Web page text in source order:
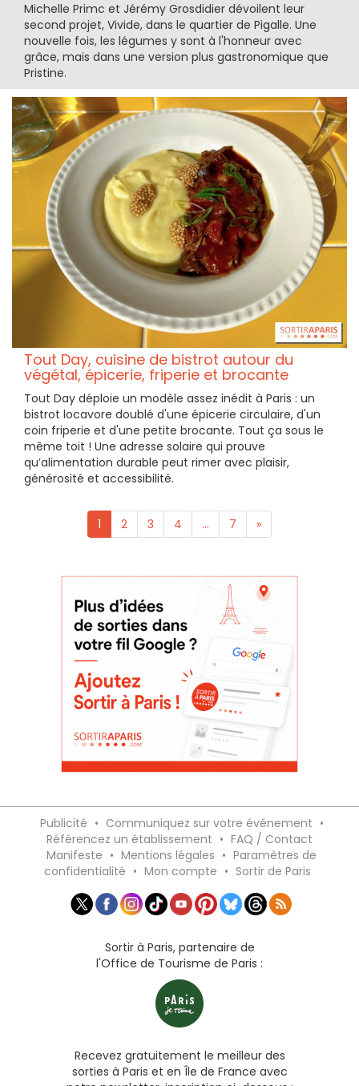
Michelle Primc et Jérémy Grosdidier dévoilent leur
second projet, Vivide, dans le quartier de Pigalle. Une
nouvelle fois, les légumes y sont à l'honneur avec
grâce, mais dans une version plus gastronomique que
Pristine.
Tout Day, cuisine de bistrot autour du
végétal, épicerie, friperie et brocante
Tout Day déploie un modèle assez inédit à Paris : un
bistrot locavore doublé d'une épicerie circulaire, d'un
coin friperie et d'une petite brocante. Tout ça sous le
même toit ! Une adresse solaire qui prouve
qu’alimentation durable peut rimer avec plaisir,
générosité et accessibilité.
1 2 3 4 ... 7 »
Publicité • Communiquez sur votre événement •
Référencez un établissement • FAQ / Contact
Manifeste • Mentions légales • Paramètres de
confidentialité • Mon compte • Sortir de Paris
Sortir à Paris, partenaire de
l'Office de Tourisme de Paris :
Recevez gratuitement le meilleur des
sorties à Paris et en Île de France avec